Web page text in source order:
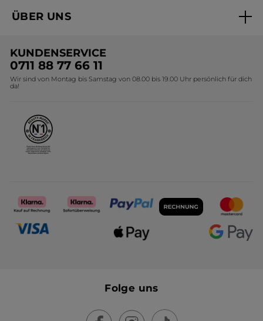
Black Friday Yves Rocher
Geschenkideen Yves Rocher
Kollektion Monoi Yves Rocher
ÜBER UNS
Umweltstiftung YR
Affiliate Programm
KUNDENSERVICE
0711 88 77 66 11
Wir sind von Montag bis Samstag von 08.00 bis 19.00 Uhr persönlich für dich
da!
Folge uns